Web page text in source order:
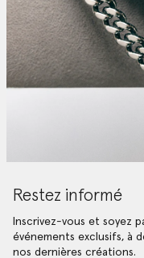
Restez informé
Inscrivez-vous et soyez
événements exclusifs, à
nos dernières créations.